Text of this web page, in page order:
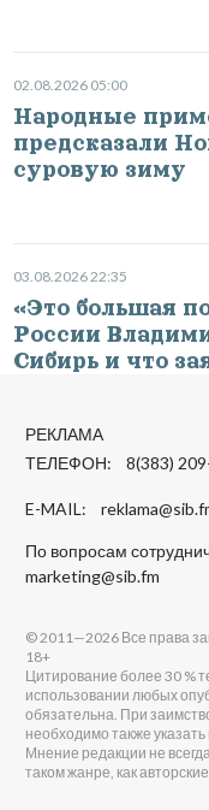
02.08.2026 05:00
Народные
предсказали
суровую зиму
03.08.2026 22:35
«Это большая
России
Сибирь и что
РЕКЛАМА
ТЕЛЕФОН: 8(383)
E-MAIL:
По вопросам
marketing@sib.fm
© 2011—2026 Все права
18+
Цитирование более 30 %
использовании любых
обязательна. При
необходимо также
Мнение редакции не
таком жанре, как авторские